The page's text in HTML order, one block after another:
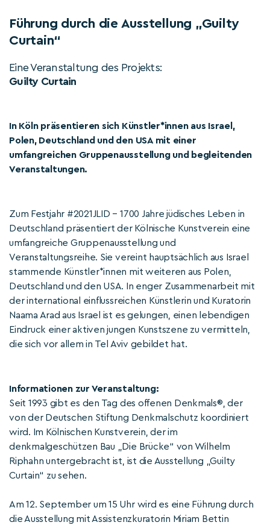
Führung durch die Ausstellung „Guilty
Curtain“
Eine Veranstaltung des Projekts:
Guilty Curtain
In Köln präsentieren sich Künstler*innen aus Israel,
Polen, Deutschland und den USA mit einer
umfangreichen Gruppenausstellung und begleitenden
Veranstaltungen.
Zum Festjahr #2021JLID – 1700 Jahre jüdisches Leben in
Deutschland präsentiert der Kölnische Kunstverein eine
umfangreiche Gruppenausstellung und
Veranstaltungsreihe. Sie vereint hauptsächlich aus Israel
stammende Künstler*innen mit weiteren aus Polen,
Deutschland und den USA. In enger Zusammenarbeit mit
der international einflussreichen Künstlerin und Kuratorin
Naama Arad aus Israel ist es gelungen, einen lebendigen
Eindruck einer aktiven jungen Kunstszene zu vermitteln,
die sich vor allem in Tel Aviv gebildet hat.
Informationen zur Veranstaltung:
Seit 1993 gibt es den Tag des offenen Denkmals®, der
von der Deutschen Stiftung Denkmalschutz koordiniert
wird. Im Kölnischen Kunstverein, der im
denkmalgeschützen Bau „Die Brücke“ von Wilhelm
Riphahn untergebracht ist, ist die Ausstellung „Guilty
Curtain“ zu sehen.
Am 12. September um 15 Uhr wird es eine Führung durch
die Ausstellung mit Assistenzkuratorin Miriam Bettin